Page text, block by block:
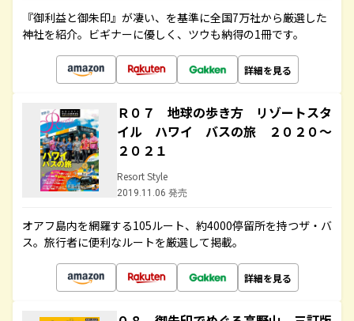
『御利益と御朱印』が凄い、を基準に全国7万社から厳選した
神社を紹介。ビギナーに優しく、ツウも納得の1冊です。
詳細を見る
Ｒ０７ 地球の歩き方 リゾートスタ
イル ハワイ バスの旅 ２０２０～
２０２１
Resort Style
2019.11.06 発売
オアフ島内を網羅する105ルート、約4000停留所を持つザ・バ
ス。旅行者に便利なルートを厳選して掲載。
詳細を見る